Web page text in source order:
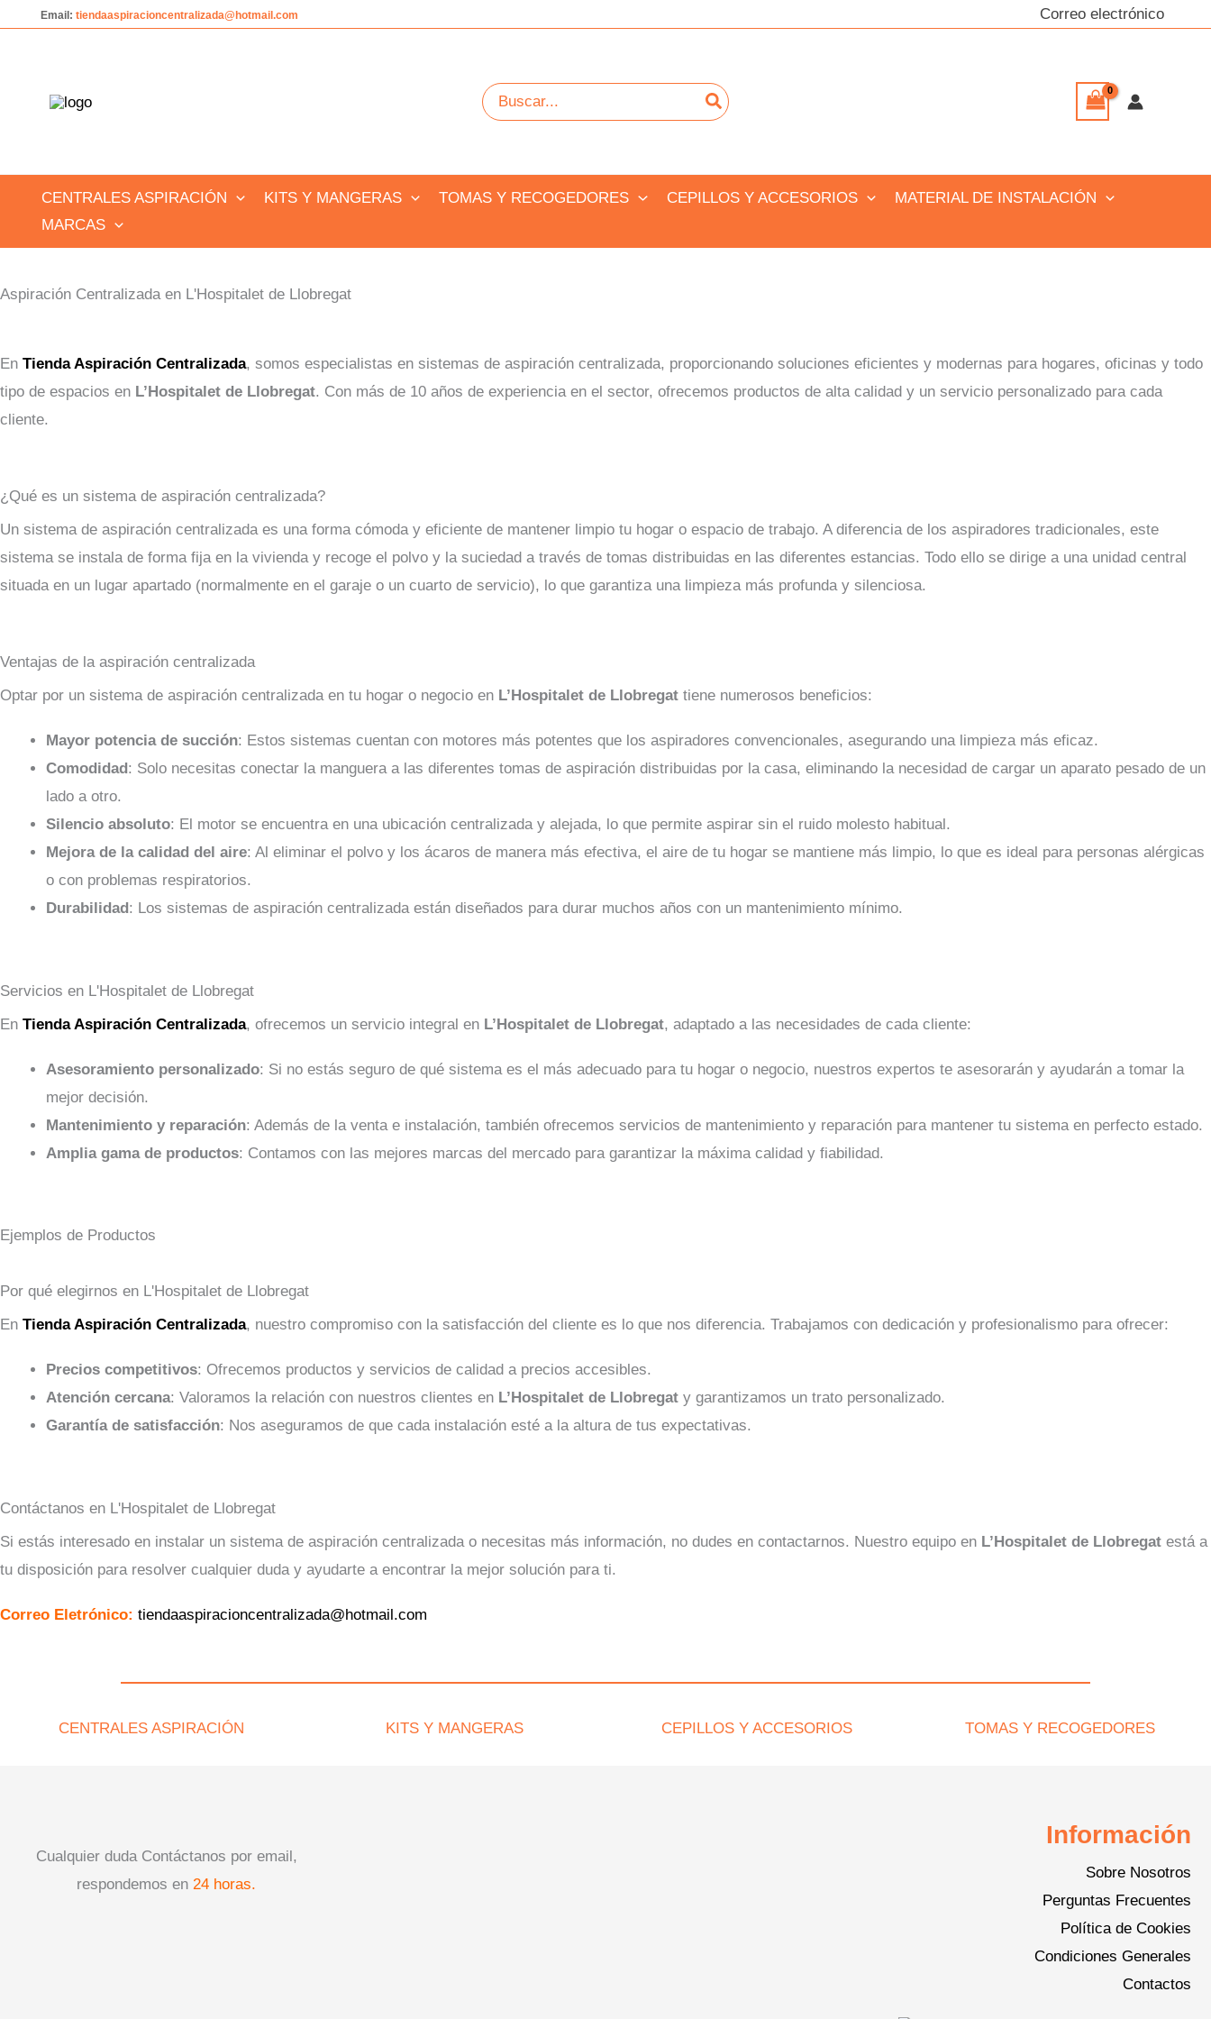
Email: tiendaaspiracioncentralizada@hotmail.com Correo electrónico
Buscar
por:
CENTRALES ASPIRACIÓN KITS Y MANGERAS TOMAS Y RECOGEDORES CEPILLOS Y ACCESORIOS
MATERIAL DE INSTALACIÓN
MARCAS
Aspiración Centralizada en L'Hospitalet de Llobregat
En Tienda Aspiración Centralizada, somos especialistas en sistemas de aspiración centralizada, proporcionando soluciones eficientes y modernas para hogares, oficinas y todo
tipo de espacios en L’Hospitalet de Llobregat. Con más de 10 años de experiencia en el sector, ofrecemos productos de alta calidad y un servicio personalizado para cada
cliente.
¿Qué es un sistema de aspiración centralizada?
Un sistema de aspiración centralizada es una forma cómoda y eficiente de mantener limpio tu hogar o espacio de trabajo. A diferencia de los aspiradores tradicionales, este
sistema se instala de forma fija en la vivienda y recoge el polvo y la suciedad a través de tomas distribuidas en las diferentes estancias. Todo ello se dirige a una unidad central
situada en un lugar apartado (normalmente en el garaje o un cuarto de servicio), lo que garantiza una limpieza más profunda y silenciosa.
Ventajas de la aspiración centralizada
Optar por un sistema de aspiración centralizada en tu hogar o negocio en L’Hospitalet de Llobregat tiene numerosos beneficios:
Mayor potencia de succión: Estos sistemas cuentan con motores más potentes que los aspiradores convencionales, asegurando una limpieza más eficaz.
Comodidad: Solo necesitas conectar la manguera a las diferentes tomas de aspiración distribuidas por la casa, eliminando la necesidad de cargar un aparato pesado de un
lado a otro.
Silencio absoluto: El motor se encuentra en una ubicación centralizada y alejada, lo que permite aspirar sin el ruido molesto habitual.
Mejora de la calidad del aire: Al eliminar el polvo y los ácaros de manera más efectiva, el aire de tu hogar se mantiene más limpio, lo que es ideal para personas alérgicas
o con problemas respiratorios.
Durabilidad: Los sistemas de aspiración centralizada están diseñados para durar muchos años con un mantenimiento mínimo.
Servicios en L'Hospitalet de Llobregat
En Tienda Aspiración Centralizada, ofrecemos un servicio integral en L’Hospitalet de Llobregat, adaptado a las necesidades de cada cliente:
Asesoramiento personalizado: Si no estás seguro de qué sistema es el más adecuado para tu hogar o negocio, nuestros expertos te asesorarán y ayudarán a tomar la
mejor decisión.
Mantenimiento y reparación: Además de la venta e instalación, también ofrecemos servicios de mantenimiento y reparación para mantener tu sistema en perfecto estado.
Amplia gama de productos: Contamos con las mejores marcas del mercado para garantizar la máxima calidad y fiabilidad.
Ejemplos de Productos
Por qué elegirnos en L'Hospitalet de Llobregat
En Tienda Aspiración Centralizada, nuestro compromiso con la satisfacción del cliente es lo que nos diferencia. Trabajamos con dedicación y profesionalismo para ofrecer:
Precios competitivos: Ofrecemos productos y servicios de calidad a precios accesibles.
Atención cercana: Valoramos la relación con nuestros clientes en L’Hospitalet de Llobregat y garantizamos un trato personalizado.
Garantía de satisfacción: Nos aseguramos de que cada instalación esté a la altura de tus expectativas.
Contáctanos en L'Hospitalet de Llobregat
Si estás interesado en instalar un sistema de aspiración centralizada o necesitas más información, no dudes en contactarnos. Nuestro equipo en L’Hospitalet de Llobregat está a
tu disposición para resolver cualquier duda y ayudarte a encontrar la mejor solución para ti.
Correo Eletrónico: tiendaaspiracioncentralizada@hotmail.com
CENTRALES ASPIRACIÓN KITS Y MANGERAS CEPILLOS Y ACCESORIOS TOMAS Y RECOGEDORES
Cualquier duda Contáctanos por email,
respondemos en 24 horas.
Información
Sobre Nosotros
Perguntas Frecuentes
Política de Cookies
Condiciones Generales
Contactos